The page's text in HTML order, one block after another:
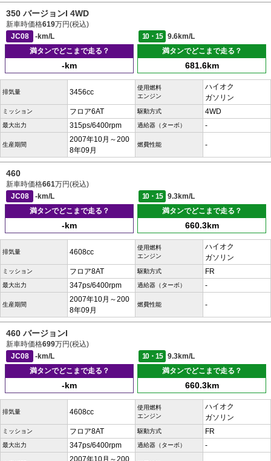
350 バージョンI 4WD
新車時価格619万円(税込)
JC08
-km/L 10・15
9.6km/L
満タンでどこまで走る？
-km
満タンでどこまで走る？
681.6km
排気量 3456cc
使用燃料
エンジン
ハイオク
ガソリン
ミッション フロア6AT 駆動方式 4WD
最大出力 315ps/6400rpm 過給器（ターボ） -
生産期間
2007年10月～200
8年09月
燃費性能 -
460
新車時価格661万円(税込)
JC08
-km/L 10・15
9.3km/L
満タンでどこまで走る？
-km
満タンでどこまで走る？
660.3km
排気量 4608cc
使用燃料
エンジン
ハイオク
ガソリン
ミッション フロア8AT 駆動方式 FR
最大出力 347ps/6400rpm 過給器（ターボ） -
生産期間
2007年10月～200
8年09月
燃費性能 -
460 バージョンI
新車時価格699万円(税込)
JC08
-km/L 10・15
9.3km/L
満タンでどこまで走る？
-km
満タンでどこまで走る？
660.3km
排気量 4608cc
使用燃料
エンジン
ハイオク
ガソリン
ミッション フロア8AT 駆動方式 FR
最大出力 347ps/6400rpm 過給器（ターボ） -